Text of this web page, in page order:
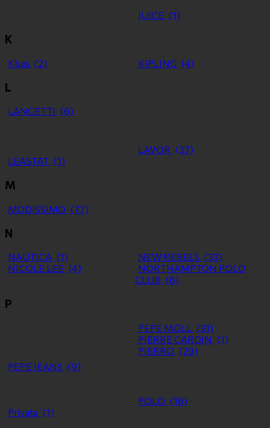
JUICE (1)
K
Kbas (2) KIPLING (4)
L
LANCETTI (6)
LAVOR (37)
LEASTAT (1)
M
MODISSIMO (77)
N
NAUTICA (1) NEW REBELS (33)
NICOLE LEE (4)
NORTHAMPTON POLO
CLUB (8)
P
PEPE JEANS (9)
PEPE MOLL
(31)
PIERRE CARDIN (1)
PIERRO (29)
POLO (16)
Privata (1)